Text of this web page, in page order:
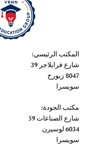
المكتب الرئيسي:
شارع فرايلاجر 39
8047 زيورخ
سويسرا
مكتب الجودة:
شارع الصناعات 59
6034 لوسيرن
سويسرا